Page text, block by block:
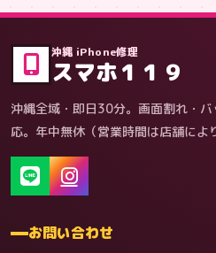
症状・内容から
沖縄 iPhone修理
スマホ１１９
沖縄全域・即日30分。画面割れ・
応。年中無休（営業時間は店舗によ
お問い合わせ